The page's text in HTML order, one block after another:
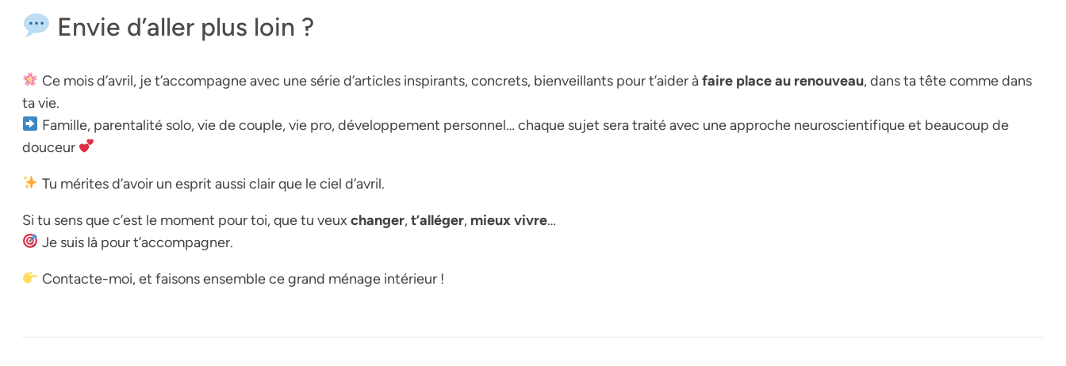
Envie d’aller plus loin ?
Ce mois d’avril, je t’accompagne avec une série d’articles inspirants, concrets, bienveillants pour t’aider àfaire place au renouveau, dans ta tête comme dans
ta vie.
Famille, parentalité solo, vie de couple, vie pro, développement personnel… chaque sujet sera traité avec une approche neuroscientifique et beaucoup de
douceur
Tu mérites d’avoir un esprit aussi clair que le ciel d’avril.
Si tu sens que c’est le moment pour toi, que tu veux changer,t’alléger, mieux vivre…
Je suis là pour t’accompagner.
Contacte-moi, et faisons ensemble ce grand ménage intérieur !